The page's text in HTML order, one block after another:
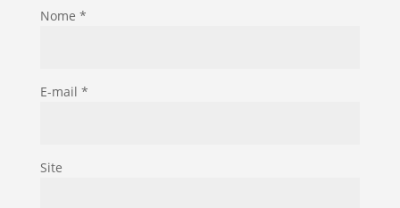
Nome *
E-mail *
Site